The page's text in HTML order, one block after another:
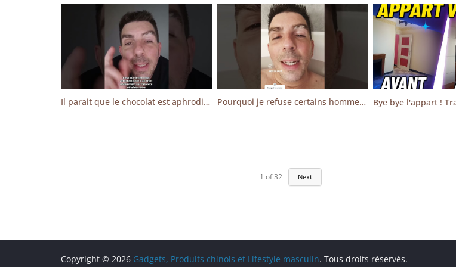
Il parait que le chocolat est aphrodisiaque ?! Pourquoi je refuse certains hommes seuls au sauna libertin (et je l’assume)
1 of32 Next
Copyright © 2026 Gadgets, Produits chinois et Lifestyle masculin. Tous droits réservés.